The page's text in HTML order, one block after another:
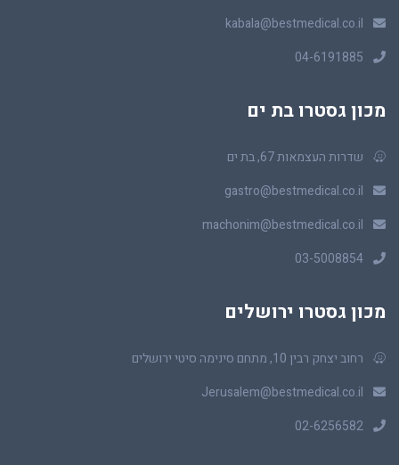
kabala@bestmedical.co.il
04-6191885
מכון גסטרו בת ים
שדרות העצמאות 67, בת ים
gastro@bestmedical.co.il
machonim@bestmedical.co.il
03-5008854
מכון גסטרו ירושלים
רחוב יצחק רבין 10, מתחם סינימה סיטי ירושלים
Jerusalem@bestmedical.co.il
02-6256582